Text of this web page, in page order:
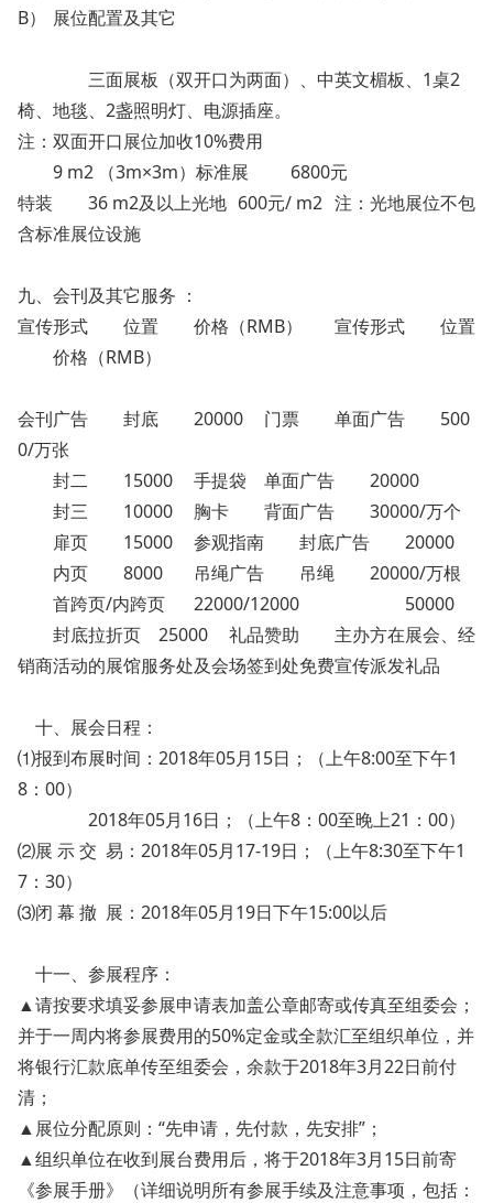
B）
展位配置及其它
三面展板（双开口为两面）、中英文楣板、1桌2
椅、地毯、2盏照明灯、电源插座。
注：双面开口展位加收10%费用
9 m2 （3m×3m）标准展
6800元
特装
36 m2及以上光地 600元/ m2 注：光地展位不包
含标准展位设施
九、会刊及其它服务 ：
宣传形式
位置 价格（RMB） 宣传形式
位置
价格（RMB）
会刊广告 封底 20000 门票 单面广告
500
0/万张
封二
15000 手提袋 单面广告
20000
封三
10000 胸卡 背面广告
30000/万个
扉页
15000 参观指南 封底广告
20000
内页
8000 吊绳广告 吊绳
20000/万根
首跨页/内跨页
22000/12000
50000
封底拉折页
25000 礼品赞助
主办方在展会、经
销商活动的展馆服务处及会场签到处免费宣传派发礼品
十、展会日程：
⑴报到布展时间：2018年05月15日；（上午8:00至下午1
8：00）
2018年05月16日；（上午8：00至晚上21：00）
⑵展 示 交 易：2018年05月17-19日；（上午8:30至下午1
7：30）
⑶闭 幕 撤 展：2018年05月19日下午15:00以后
十一、参展程序：
▲请按要求填妥参展申请表加盖公章邮寄或传真至组委会；
并于一周内将参展费用的50%定金或全款汇至组织单位，并
将银行汇款底单传至组委会，余款于2018年3月22日前付
清；
▲展位分配原则：“先申请，先付款，先安排”；
▲组织单位在收到展台费用后，将于2018年3月15日前寄
《参展手册》（详细说明所有参展手续及注意事项，包括：